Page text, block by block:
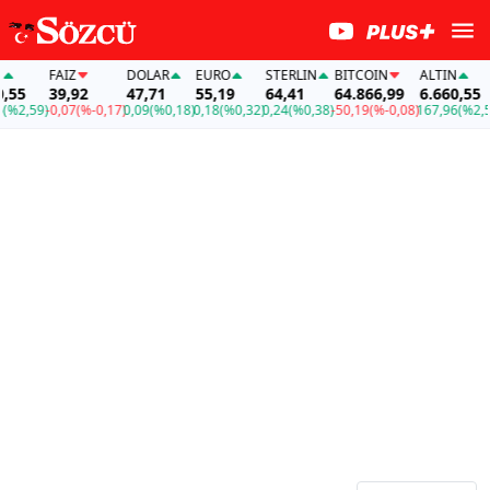
FAİZ
39,92
-0,07(%-0,17)
DOLAR
47,71
0,09(%0,18)
EURO
55,19
0,18(%0,32)
STERLIN
64,41
0,24(%0,38)
BITCOIN
64.866,99
-50,19(%-0,08)
ALTIN
6.660,55
167,96(%2,59)-